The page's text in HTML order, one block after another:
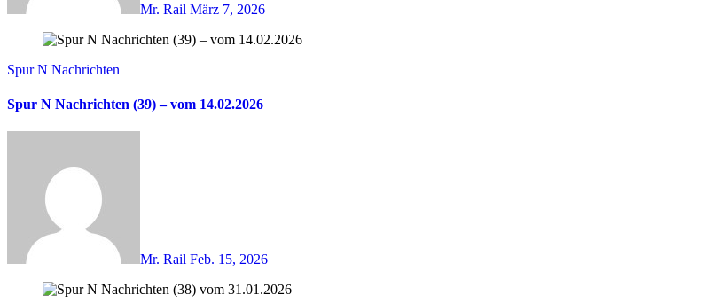
Mr. Rail März 7, 2026
Spur N Nachrichten
Spur N Nachrichten (39) – vom 14.02.2026
Mr. Rail Feb. 15, 2026